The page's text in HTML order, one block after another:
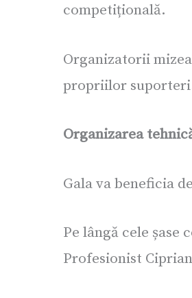
competițională.
Organizatorii
propriilor
Organizarea
Gala va beneficia
Pe lângă cele
Profesionist